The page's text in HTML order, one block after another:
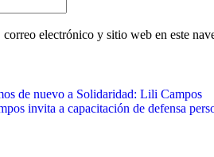
electrónico y sitio web en este
de nuevo a Solidaridad: Lili Campos
invita a capacitación de defensa